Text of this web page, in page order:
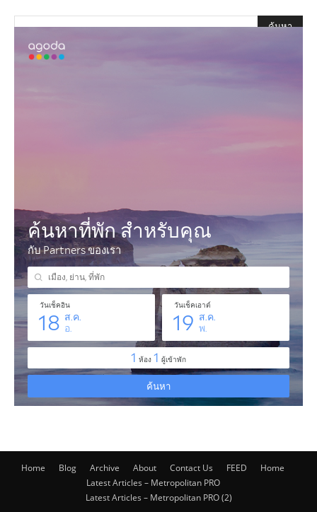
Home Blog Archive About Contact Us FEED
Home
Latest Articles – Metropolitan PRO
Latest Articles – Metropolitan PRO (2)